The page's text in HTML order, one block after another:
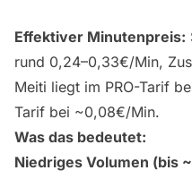
Effektiver Minutenpreis:
rund 0,24–0,33€/Min,
Meiti liegt im PRO-Tarif
Tarif bei ~0,08€/Min.
Was das bedeutet:
Niedriges Volumen (bis